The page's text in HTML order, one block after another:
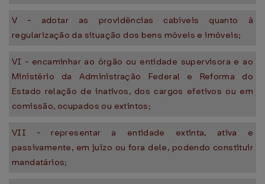
V - adotar as providências cabíveis quanto à
regularização da situação dos bens móveis e imóveis;
VI - encaminhar ao órgão ou entidade supervisora e ao
Ministério da Administração Federal e Reforma do
Estado relação de inativos, dos cargos efetivos ou em
comissão, ocupados ou extintos;
VII - representar a entidade extinta, ativa e
passivamente, em juízo ou fora dele, podendo constituir
mandatários;